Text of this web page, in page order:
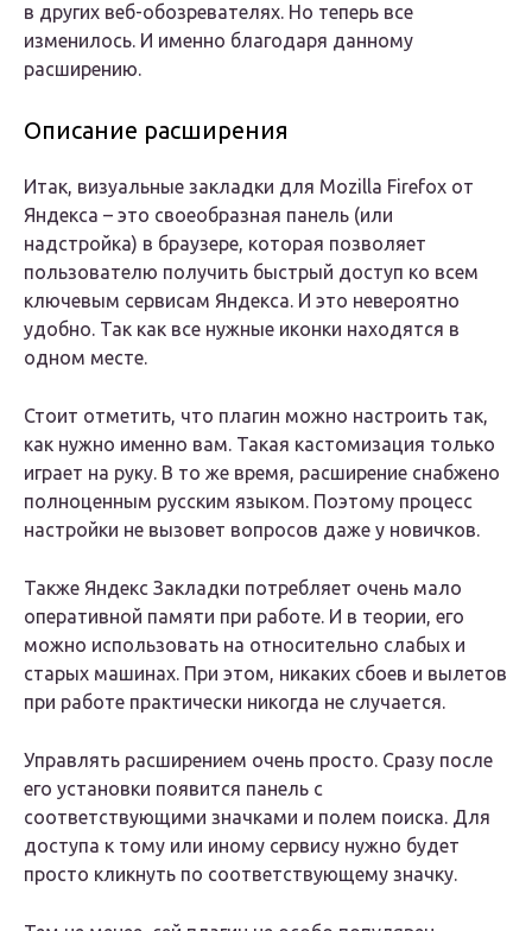
в других веб-обозревателях. Но теперь все
изменилось. И именно благодаря данному
расширению.
Описание расширения
Итак, визуальные закладки для Mozilla Firefox от
Яндекса – это своеобразная панель (или
надстройка) в браузере, которая позволяет
пользователю получить быстрый доступ ко всем
ключевым сервисам Яндекса. И это невероятно
удобно. Так как все нужные иконки находятся в
одном месте.
Стоит отметить, что плагин можно настроить так,
как нужно именно вам. Такая кастомизация только
играет на руку. В то же время, расширение снабжено
полноценным русским языком. Поэтому процесс
настройки не вызовет вопросов даже у новичков.
Также Яндекс Закладки потребляет очень мало
оперативной памяти при работе. И в теории, его
можно использовать на относительно слабых и
старых машинах. При этом, никаких сбоев и вылетов
при работе практически никогда не случается.
Управлять расширением очень просто. Сразу после
его установки появится панель с
соответствующими значками и полем поиска. Для
доступа к тому или иному сервису нужно будет
просто кликнуть по соответствующему значку.